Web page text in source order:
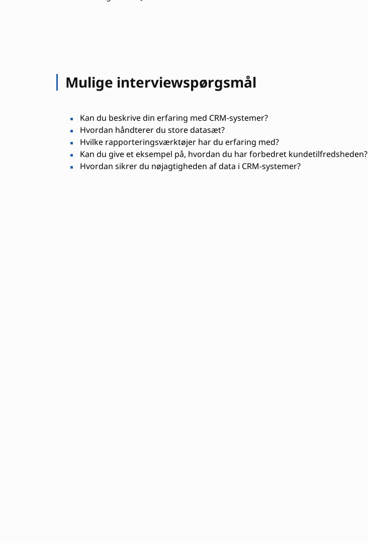
Mulige interviewspørgsmål
Kan du beskrive din erfaring med CRM-systemer?
Hvordan håndterer du store datasæt?
Hvilke rapporteringsværktøjer har du erfaring med?
Kan du give et eksempel på, hvordan du har forbedret kundetilfredsheden?
Hvordan sikrer du nøjagtigheden af data i CRM-systemer?